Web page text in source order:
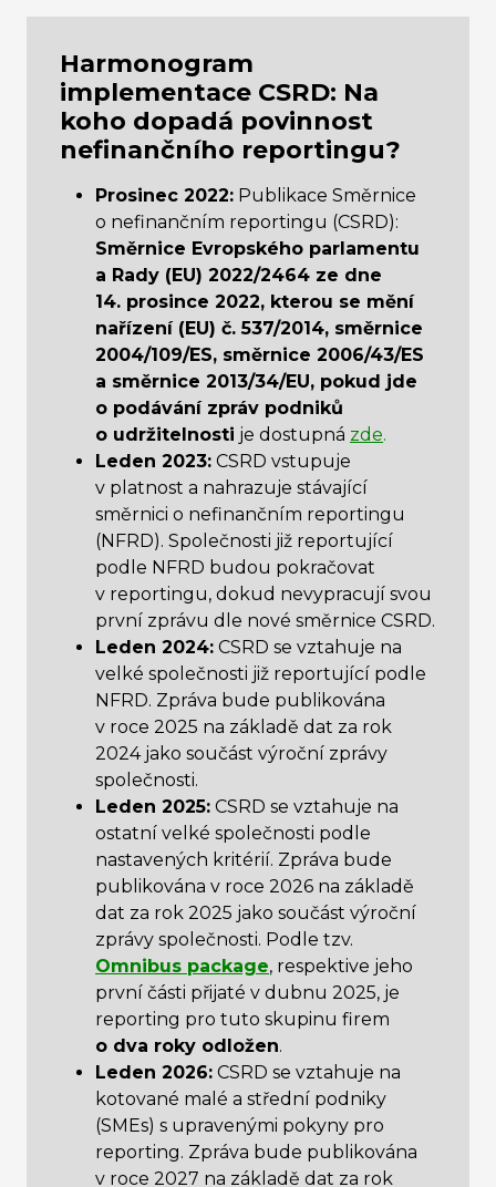
Harmonogram
implementace CSRD: Na
koho dopadá povinnost
nefinančního reportingu?
Prosinec 2022: Publikace Směrnice
o nefinančním reportingu (CSRD):
Směrnice Evropského parlamentu
a Rady (EU) 2022/2464 ze dne
14. prosince 2022, kterou se mění
nařízení (EU) č. 537/2014, směrnice
2004/109/ES, směrnice 2006/43/ES
a směrnice 2013/34/EU, pokud jde
o podávání zpráv podniků
o udržitelnosti je dostupná zde.
Leden 2023: CSRD vstupuje
v platnost a nahrazuje stávající
směrnici o nefinančním reportingu
(NFRD). Společnosti již reportující
podle NFRD budou pokračovat
v reportingu, dokud nevypracují svou
první zprávu dle nové směrnice CSRD.
Leden 2024: CSRD se vztahuje na
velké společnosti již reportující podle
NFRD. Zpráva bude publikována
v roce 2025 na základě dat za rok
2024 jako součást výroční zprávy
společnosti.
Leden 2025: CSRD se vztahuje na
ostatní velké společnosti podle
nastavených kritérií. Zpráva bude
publikována v roce 2026 na základě
dat za rok 2025 jako součást výroční
zprávy společnosti. Podle tzv.
Omnibus package, respektive jeho
první části přijaté v dubnu 2025, je
reporting pro tuto skupinu firem
o dva roky odložen.
Leden 2026: CSRD se vztahuje na
kotované malé a střední podniky
(SMEs) s upravenými pokyny pro
reporting. Zpráva bude publikována
v roce 2027 na základě dat za rok